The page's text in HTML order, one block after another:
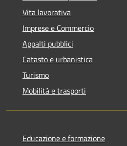
Vita lavorativa
Imprese e Commercio
Appalti pubblici
Catasto e urbanistica
Turismo
Mobilità e trasporti
Educazione e formazione